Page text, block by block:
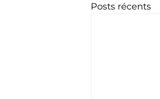
Posts récents